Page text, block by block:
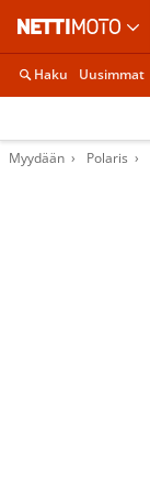
Haku Uusimmat
Myydään Polaris